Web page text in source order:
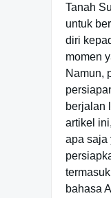
Tanah
untuk
diri
momen
Namun,
berjalan
artikel
apa saja
bahasa